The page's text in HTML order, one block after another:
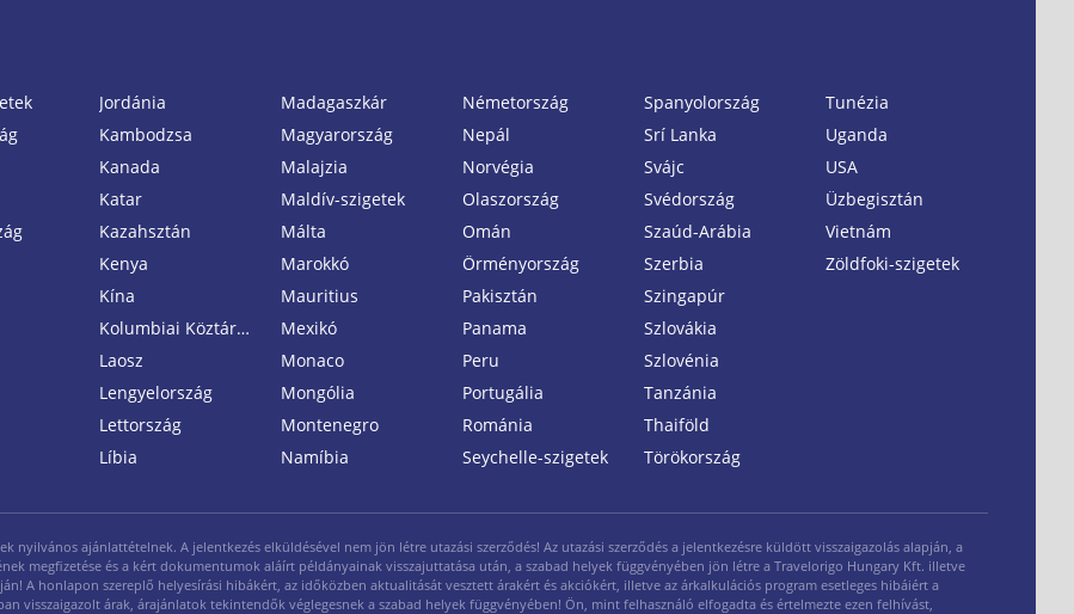
Jordánia
Kambodzsa
Kanada
Katar
Kazahsztán
Kenya
Kína
Kolumbiai Köztársaság
Laosz
Lengyelország
Lettország
Líbia
Madagaszkár
Magyarország
Malajzia
Maldív-szigetek
Málta
Marokkó
Mauritius
Mexikó
Monaco
Mongólia
Montenegro
Namíbia
Németország
Nepál
Norvégia
Olaszország
Omán
Örményország
Pakisztán
Panama
Peru
Portugália
Románia
Seychelle-szigetek
Spanyolország
Srí Lanka
Svájc
Svédország
Szaúd-Arábia
Szerbia
Szingapúr
Szlovákia
Szlovénia
Tanzánia
Thaiföld
Törökország
Tunézia
Uganda
USA
Üzbegisztán
Vietnám
Zöldfoki-szigetek
ajánlattételnek. A jelentkezés elküldésével nem jön létre utazási szerződés! Az utazási szerződés a jelentkezésre küldött visszaigazolás alapján, a
megfizetése és a kért dokumentumok aláírt példányainak visszajuttatása után, a szabad helyek függvényében jön létre a Travelorigo Hungary Kft. illetve
A honlapon szereplő helyesírási hibákért, az időközben aktualitását vesztett árakért és akciókért, illetve az árkalkulációs program esetleges hibáiért a
visszaigazolt árak, árajánlatok tekintendők véglegesnek a szabad helyek függvényében! Ön, mint felhasználó elfogadta és értelmezte ezen felhívást,